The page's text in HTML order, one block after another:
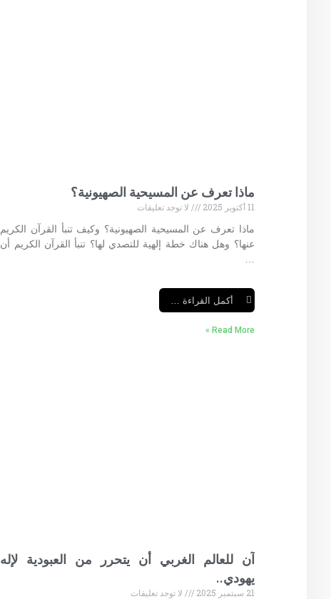
ماذا تعرف عن المسيحية الصهيونية؟
11 أكتوبر 2025
لا توجد تعليقات
ماذا تعرف عن المسيحية الصهيونية؟ وكيف تنبأ القرآن الكريم
عنها؟ وهل هناك خطة إلهية للتصدي لها؟ تنبأ القرآن الكريم أن
…
أكمل القراءة …
Read More »
آن للعالم الغربي أن يتحرر من العبودية لإله
يهودي..
21 سبتمبر 2025
لا توجد تعليقات